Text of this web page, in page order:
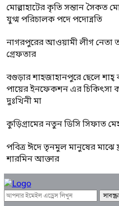
মোল্লাহাটের কৃতি সন্তান সৈকত
যুগ্ম পরিচালক পদে পদোন্নতি
নাগরপুরের আওয়ামী লীগ নেতা
গ্রেফতার
বগুড়ার শাহজাহানপুরে ছেলে শাহ্
পায়ের ইনফেকশন এর চিকিৎসা
দুঃখিনী মা
কুড়িগ্রামের নতুন ডিসি সিফাত
পবিত্র ঈদে তৃনমুল মানুষের মাঝে
শারমিন আক্তার